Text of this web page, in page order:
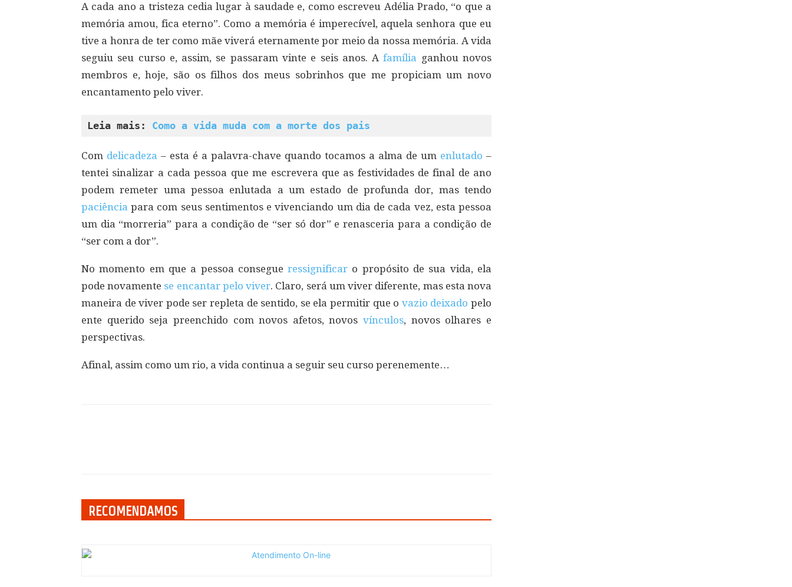
A cada ano a tristeza cedia lugar à saudade e, como escreveu Adélia Prado, “o que a
memória amou, fica eterno”. Como a memória é imperecível, aquela senhora que eu
tive a honra de ter como mãe viverá eternamente por meio da nossa memória. A vida
seguiu seu curso e, assim, se passaram vinte e seis anos. Afamília ganhou novos
membros e, hoje, são os filhos dos meus sobrinhos que me propiciam um novo
encantamento pelo viver.
Leia mais: Como a vida muda com a morte dos pais
Com delicadeza – esta é a palavra-chave quando tocamos a alma de um enlutado –
tentei sinalizar a cada pessoa que me escrevera que as festividades de final de ano
podem remeter uma pessoa enlutada a um estado de profunda dor, mas tendo
paciênciapara com seus sentimentos e vivenciando um dia de cada vez, esta pessoa
um dia “morreria” para a condição de “ser só dor” e renasceria para a condição de
“ser com a dor”.
No momento em que a pessoa consegueressignificar o propósito de sua vida, ela
pode novamente se encantar pelo viver. Claro, será um viver diferente, mas esta nova
maneira de viver pode ser repleta de sentido, se ela permitir que o vazio deixado pelo
ente querido seja preenchido com novos afetos, novosvínculos, novos olhares e
perspectivas.
Afinal, assim como um rio, a vida continua a seguir seu curso perenemente…
RECOMENDAMOS